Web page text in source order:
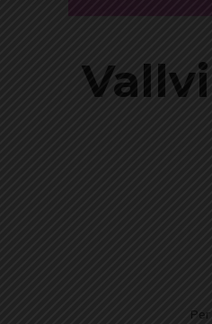
Per